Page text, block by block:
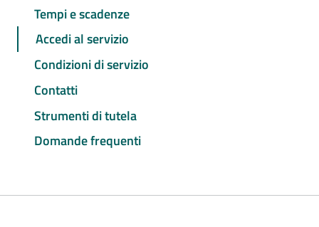
Tempi e scadenze
Accedi al servizio
Condizioni di servizio
Contatti
Strumenti di tutela
Domande frequenti